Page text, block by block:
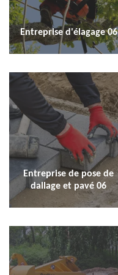
Entreprise d'élagage 06
Entreprise de pose de
dallage et pavé 06